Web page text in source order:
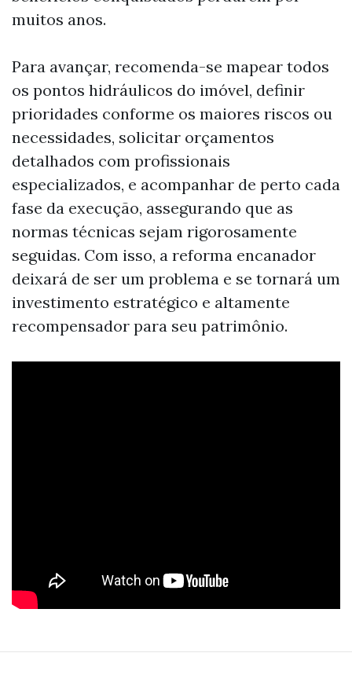
muitos anos.
Para avançar, recomenda-se mapear todos
os pontos hidráulicos do imóvel, definir
prioridades conforme os maiores riscos ou
necessidades, solicitar orçamentos
detalhados com profissionais
especializados, e acompanhar de perto cada
fase da execução, assegurando que as
normas técnicas sejam rigorosamente
seguidas. Com isso, a reforma encanador
deixará de ser um problema e se tornará um
investimento estratégico e altamente
recompensador para seu patrimônio.